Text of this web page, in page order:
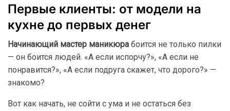
Первые клиенты: от модели на
кухне до первых денег
Начинающий мастер маникюра боится не только пилки
— он боится людей. «А если испорчу?», «А если не
понравится?», «А если подруга скажет, что дорого?» —
знакомо?
Вот как начать, не сойти с ума и не остаться без